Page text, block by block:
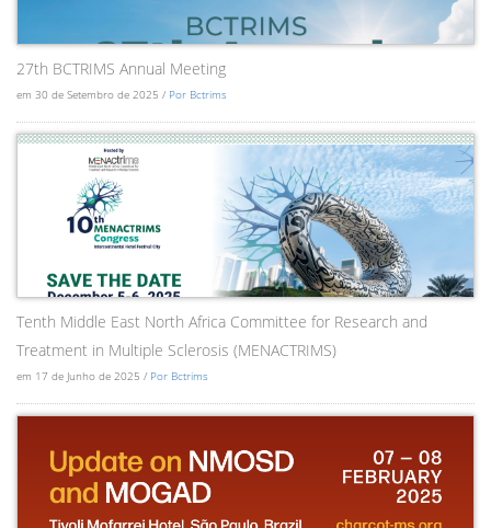
27th BCTRIMS Annual Meeting
em 30 de Setembro de 2025 / Por Bctrims
Tenth Middle East North Africa Committee for Research and
Treatment in Multiple Sclerosis (MENACTRIMS)
em 17 de Junho de 2025 / Por Bctrims